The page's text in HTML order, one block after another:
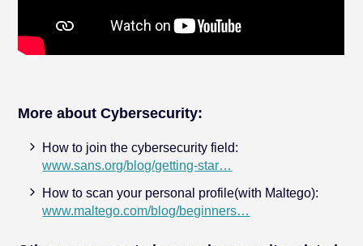
More about Cybersecurity:
How to join the cybersecurity field:
www.sans.org/blog/getting-star…
How to scan your personal profile(with Maltego):
www.maltego.com/blog/beginners…